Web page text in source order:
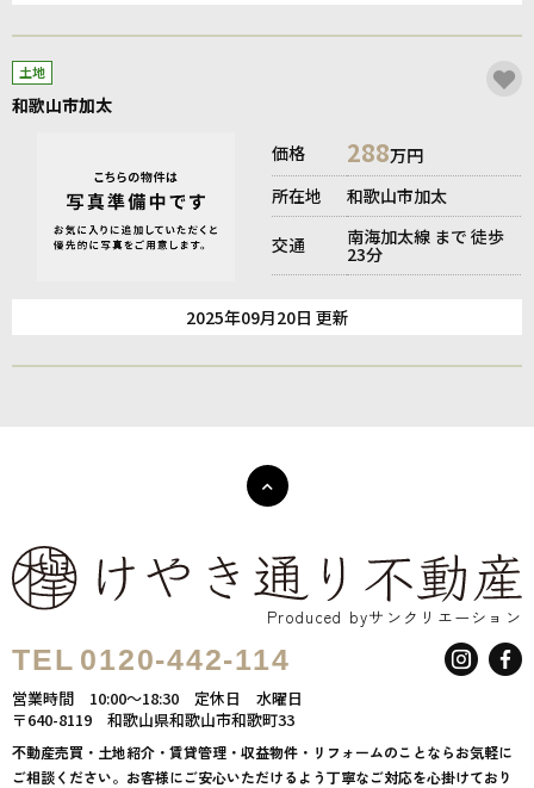
土地
和歌山市加太
価格
288万円
所在地
和歌山市加太
交通 南海加太線 まで 徒歩
23分
2025年09月20日 更新
Produced byサンクリエーション
TEL 0120-442-114
営業時間 10:00～18:30 定休日 水曜日
〒640-8119 和歌山県和歌山市和歌町33
不動産売買・土地紹介・賃貸管理・収益物件・リフォームのことならお気軽に
ご相談ください。お客様にご安心いただけるよう丁寧なご対応を心掛けており